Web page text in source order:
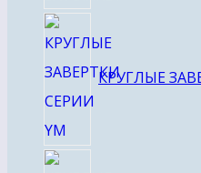
КРУГЛЫЕ